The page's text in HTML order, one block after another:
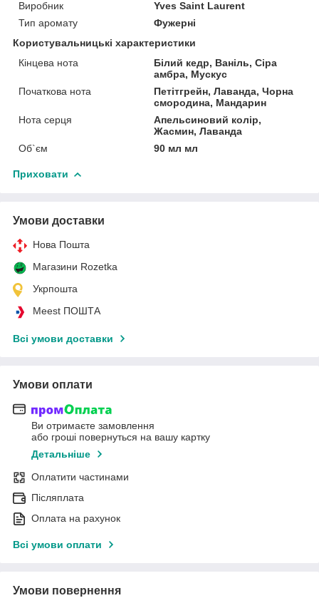
Виробник
Yves Saint Laurent
Тип аромату
Фужерні
Користувальницькі характеристики
Кінцева нота
Білий кедр, Ваніль, Сіра
амбра, Мускус
Початкова нота
Петітгрейн, Лаванда, Чорна
смородина, Мандарин
Нота серця
Апельсиновий колір,
Жасмин, Лаванда
Об`єм
90 мл мл
Приховати
Умови доставки
Нова Пошта
Магазини Rozetka
Укрпошта
Meest ПОШТА
Всі умови доставки
Умови оплати
Ви отримаєте замовлення
або гроші повернуться на вашу картку
Детальніше
Оплатити частинами
Післяплата
Оплата на рахунок
Всі умови оплати
Умови повернення